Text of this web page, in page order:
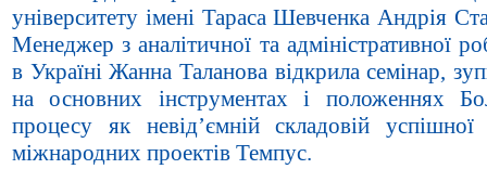
університету імені Тараса Шевченка Андрія
Менеджер з аналітичної та адміністративної
в Україні Жанна Таланова відкрила семінар,
на основних інструментах і положеннях
процесу як невід’ємній складовій успішної
міжнародних проектів Темпус.